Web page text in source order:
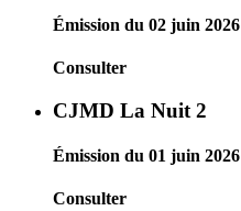
Émission du 02 juin 2026
Consulter
CJMD La Nuit 2
Émission du 01 juin 2026
Consulter